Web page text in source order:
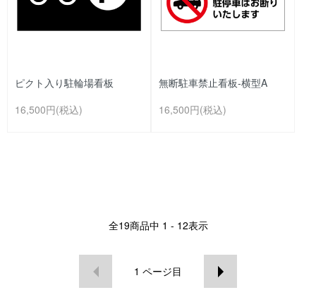
ピクト入り駐輪場看板
16,500円(税込)
無断駐車禁止看板-横型A
16,500円(税込)
全19商品中 1 - 12表示
1 ページ目